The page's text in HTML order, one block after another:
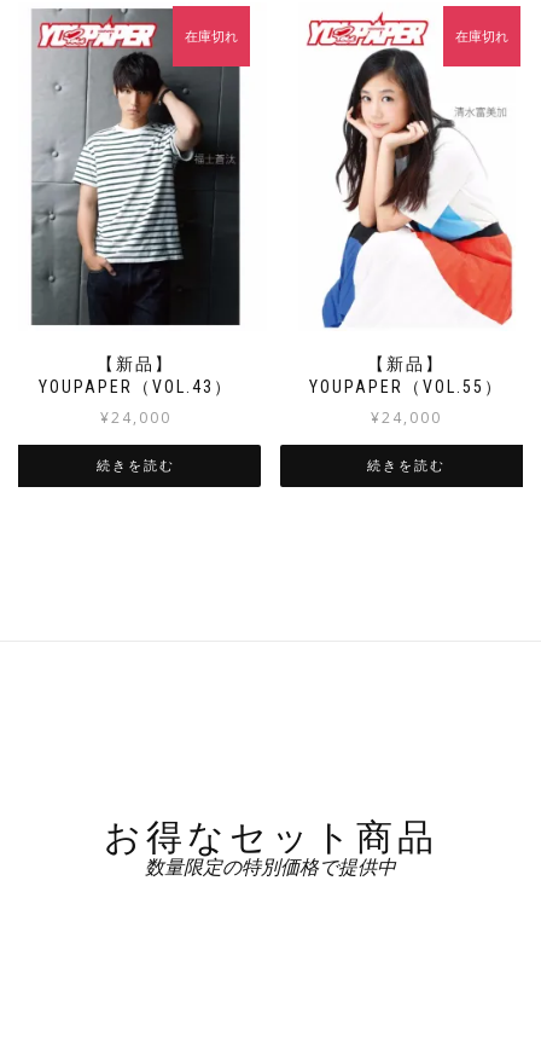
【新品】
YOUPAPER（VOL.43）
¥24,000
在庫切れ
続きを読む
【新品】
YOUPAPER（VOL.55）
¥24,000
在庫切れ
続きを読む
お得なセット商品
数量限定の特別価格で提供中